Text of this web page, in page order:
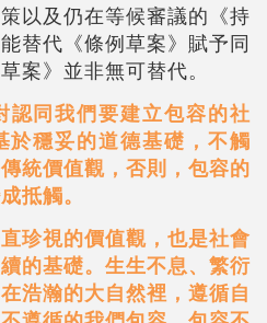
以及仍在等候審議的《持
替代《條例草案》賦予同
案》並非無可替代。
認同我們要建立包容的社
於穩妥的道德基礎，不觸
統價值觀，否則，包容的
抵觸。
珍視的價值觀，也是社會
的基礎。生生不息、繁衍
浩瀚的大自然裡，遵循自